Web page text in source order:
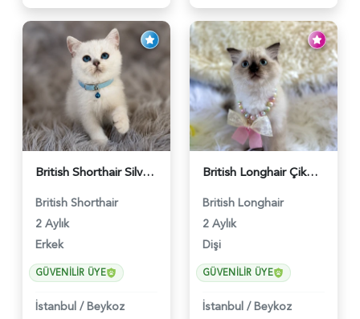
British Shorthair Silver Point Erkek 2 Aylık - 6122
British Shorthair
2 Aylık
Erkek
GÜVENILIR ÜYE
İstanbul / Beykoz
British Longhair Çikolata Nadir Renk Göz Kamaştırıcı - 6117
British Longhair
2 Aylık
Dişi
GÜVENILIR ÜYE
İstanbul / Beykoz